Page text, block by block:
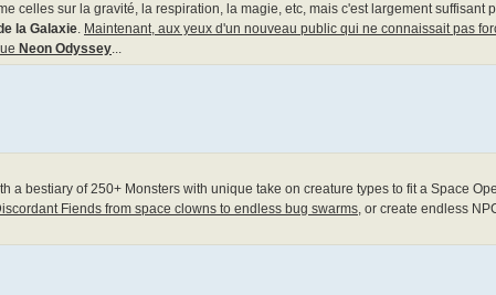
celles sur la gravité, la respiration, la magie, etc, mais c'est largement suffisant
la Galaxie. Maintenant, aux yeux d'un nouveau public qui ne connaissait pas
Neon Odyssey...
a bestiary of 250+ Monsters with unique take on creature types to fit a Space
Fiends from space clowns to endless bug swarms , or create endless